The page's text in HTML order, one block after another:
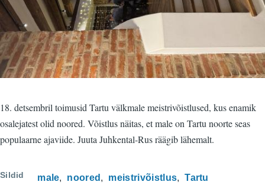
18. detsembril toimusid Tartu välkmale meistrivõistlused, kus enamik
osalejatest olid noored. Võistlus näitas, et male on Tartu noorte seas
populaarne ajaviide. Juuta Juhkental-Rus räägib lähemalt.
Sildid male noored meistrivõistlus Tartu